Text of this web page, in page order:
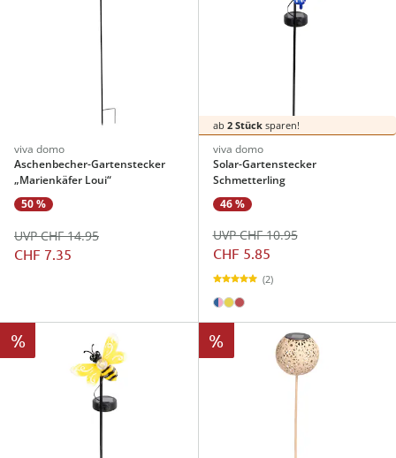
viva domo
Aschenbecher-Gartenstecker
„Marienkäfer Loui“
50 %
CHF 7.35
UVP CHF 14.95
ab 2 Stücksparen!
viva domo
Solar-Gartenstecker
Schmetterling
46 %
CHF 5.85
UVP CHF 10.95
(2)
% %